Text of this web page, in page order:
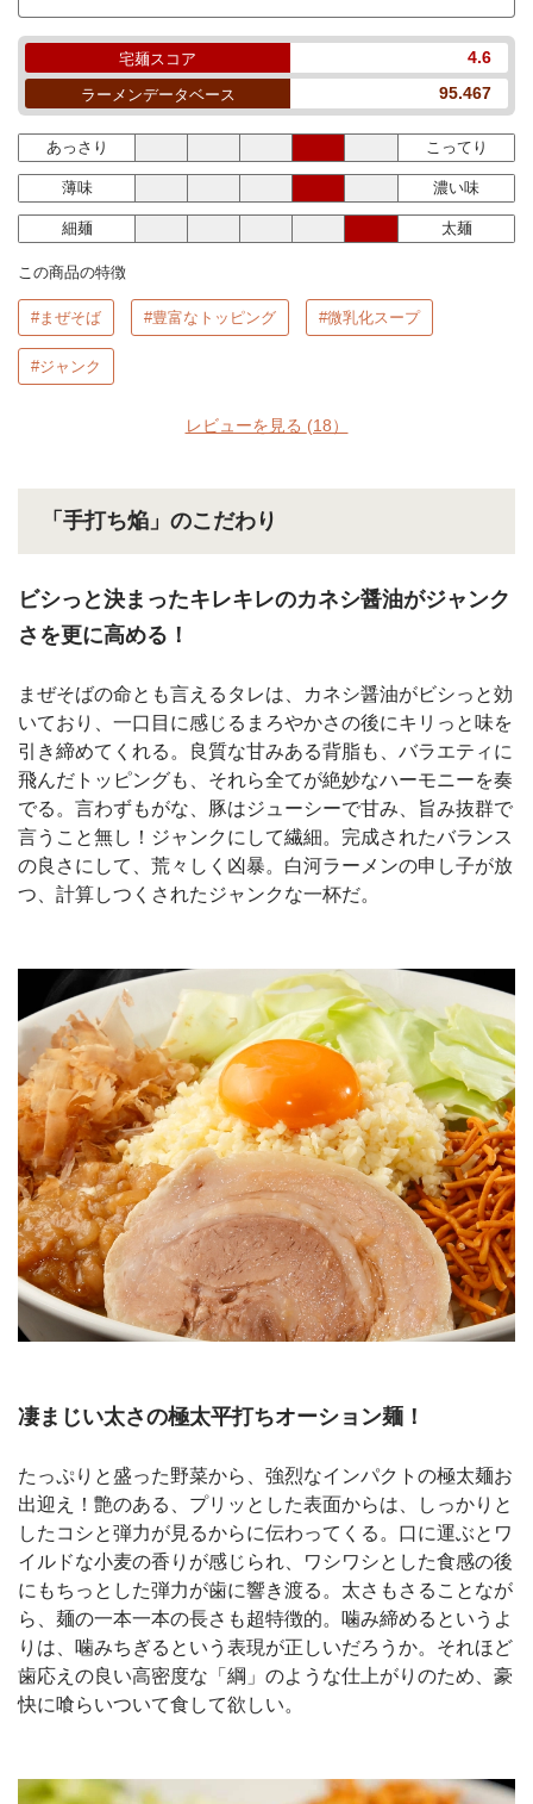
宅麺スコア 4.6
ラーメンデータベース 95.467
あっさり こってり
薄味 濃い味
細麺 太麺
この商品の特徴
#まぜそば #豊富なトッピング #微乳化スープ
#ジャンク
レビューを見る (18）
「手打ち焔」のこだわり
ビシっと決まったキレキレのカネシ醤油がジャンク
さを更に高める！
まぜそばの命とも言えるタレは、カネシ醤油がビシっと効
いており、一口目に感じるまろやかさの後にキリっと味を
引き締めてくれる。良質な甘みある背脂も、バラエティに
飛んだトッピングも、それら全てが絶妙なハーモニーを奏
でる。言わずもがな、豚はジューシーで甘み、旨み抜群で
言うこと無し！ジャンクにして繊細。完成されたバランス
の良さにして、荒々しく凶暴。白河ラーメンの申し子が放
つ、計算しつくされたジャンクな一杯だ。
凄まじい太さの極太平打ちオーション麺！
たっぷりと盛った野菜から、強烈なインパクトの極太麺お
出迎え！艶のある、プリッとした表面からは、しっかりと
したコシと弾力が見るからに伝わってくる。口に運ぶとワ
イルドな小麦の香りが感じられ、ワシワシとした食感の後
にもちっとした弾力が歯に響き渡る。太さもさることなが
ら、麺の一本一本の長さも超特徴的。噛み締めるというよ
りは、噛みちぎるという表現が正しいだろうか。それほど
歯応えの良い高密度な「綱」のような仕上がりのため、豪
快に喰らいついて食して欲しい。